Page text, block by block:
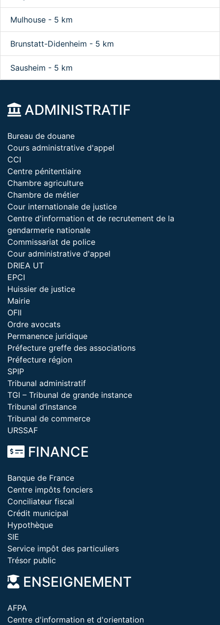
Mulhouse - 5 km
Brunstatt-Didenheim - 5 km
Sausheim - 5 km
ADMINISTRATIF
Bureau de douane
Cours administrative d'appel
CCI
Centre pénitentiaire
Chambre agriculture
Chambre de métier
Cour internationale de justice
Centre d'information et de recrutement de la
gendarmerie nationale
Commissariat de police
Cour administrative d'appel
DRIEA UT
EPCI
Huissier de justice
Mairie
OFII
Ordre avocats
Permanence juridique
Préfecture greffe des associations
Préfecture région
SPIP
Tribunal administratif
TGI – Tribunal de grande instance
Tribunal d’instance
Tribunal de commerce
URSSAF
FINANCE
Banque de France
Centre impôts fonciers
Conciliateur fiscal
Crédit municipal
Hypothèque
SIE
Service impôt des particuliers
Trésor public
ENSEIGNEMENT
AFPA
Centre d'information et d'orientation